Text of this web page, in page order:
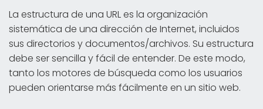
La estructura de una URL es la organización
sistemática de una dirección de Internet, incluidos
sus directorios y documentos/archivos. Su estructura
debe ser sencilla y fácil de entender. De este modo,
tanto los motores de búsqueda como los usuarios
pueden orientarse más fácilmente en un sitio web.